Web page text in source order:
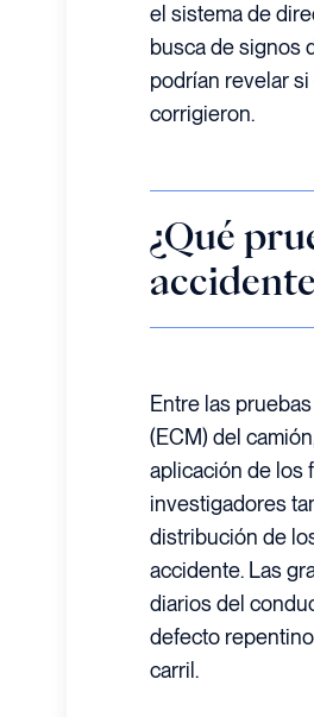
el sistema de
busca de signos
podrían revelar
corrigieron.
¿Qué
Entre las
(ECM) del
aplicación de los
investigadores
distribución de
accidente. Las
diarios del
defecto
carril.